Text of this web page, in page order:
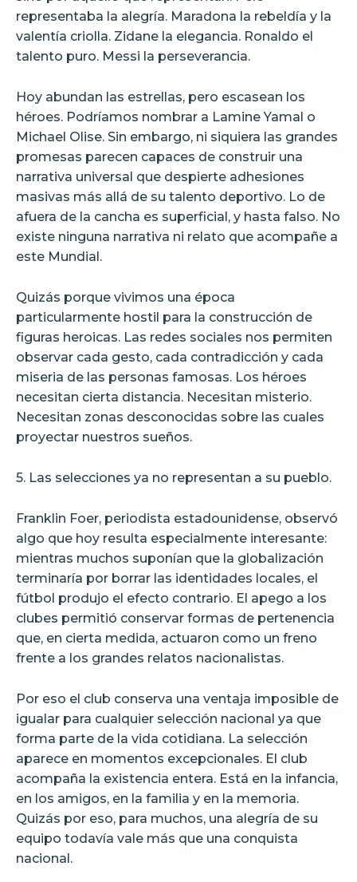
representaba la alegría. Maradona la rebeldía y la
valentía criolla. Zidane la elegancia. Ronaldo el
talento puro. Messi la perseverancia.
Hoy abundan las estrellas, pero escasean los
héroes. Podríamos nombrar a Lamine Yamal o
Michael Olise. Sin embargo, ni siquiera las grandes
promesas parecen capaces de construir una
narrativa universal que despierte adhesiones
masivas más allá de su talento deportivo. Lo de
afuera de la cancha es superficial, y hasta falso. No
existe ninguna narrativa ni relato que acompañe a
este Mundial.
Quizás porque vivimos una época
particularmente hostil para la construcción de
figuras heroicas. Las redes sociales nos permiten
observar cada gesto, cada contradicción y cada
miseria de las personas famosas. Los héroes
necesitan cierta distancia. Necesitan misterio.
Necesitan zonas desconocidas sobre las cuales
proyectar nuestros sueños.
5. Las selecciones ya no representan a su pueblo.
Franklin Foer, periodista estadounidense, observó
algo que hoy resulta especialmente interesante:
mientras muchos suponían que la globalización
terminaría por borrar las identidades locales, el
fútbol produjo el efecto contrario. El apego a los
clubes permitió conservar formas de pertenencia
que, en cierta medida, actuaron como un freno
frente a los grandes relatos nacionalistas.
Por eso el club conserva una ventaja imposible de
igualar para cualquier selección nacional ya que
forma parte de la vida cotidiana. La selección
aparece en momentos excepcionales. El club
acompaña la existencia entera. Está en la infancia,
en los amigos, en la familia y en la memoria.
Quizás por eso, para muchos, una alegría de su
equipo todavía vale más que una conquista
nacional.